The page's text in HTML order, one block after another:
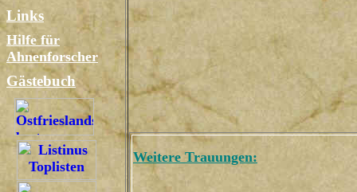
Links
Hilfe für
Ahnenforscher
Gästebuch
Weitere Trauungen: